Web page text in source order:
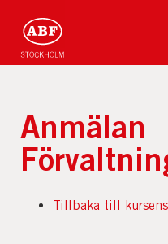
Anmälan
Tillbaka till